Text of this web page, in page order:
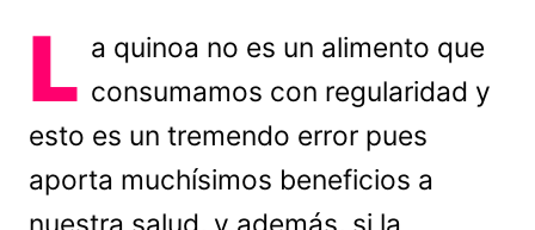
L a quinoa no es un alimento que
consumamos con regularidad y
esto es un tremendo error pues
aporta muchísimos beneficios a